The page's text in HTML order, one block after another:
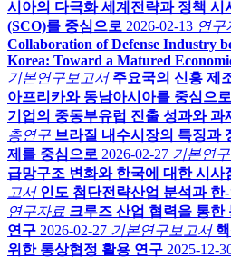
시아의 다극화 세계전략과 정책 시
(SCO)를 중심으로 2026-02-13 연구
Collaboration of Defense Industry
Korea: Toward a Matured
기본연구보고서 주요국의 신흥 제
아프리카와 동남아시아를 중심으로
기업의 중동부유럽 진출 성과와 과
층연구 브라질 내수시장의 특징과
제를 중심으로 2026-02-27 기본연
급망구조 변화와 한국에 대한 시사
고서 인도 첨단전략산업 분석과 한
연구자료 크루즈 산업 협력을 통
연구 2026-02-27 기본연구보고서
위한 통상협정 활용 연구 2025-12-